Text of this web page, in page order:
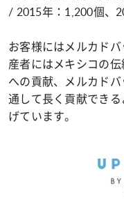
/ 2015年：1,200個、
お客様にはメルカド
産者にはメキシコの
への貢献、メルカド
通して長く貢献でき
げています。